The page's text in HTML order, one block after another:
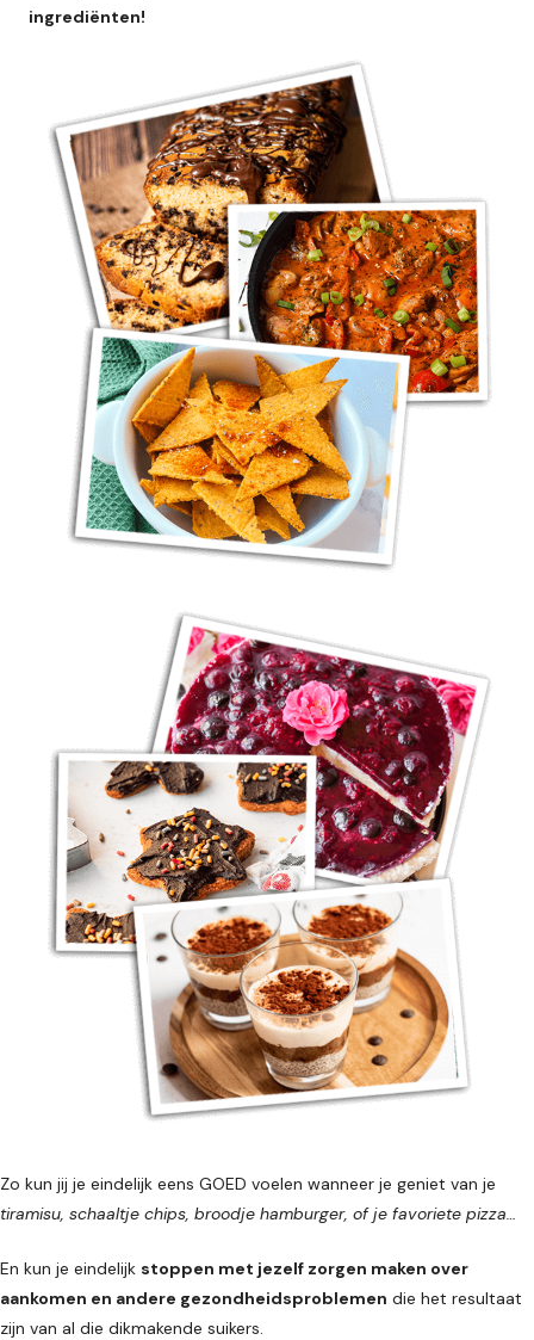
ingrediënten!
Zo kun jij je eindelijk eens GOED voelen wanneer je geniet van je
tiramisu, schaaltje chips, broodje hamburger, of je favoriete pizza…
En kun je eindelijk stoppen met jezelf zorgen maken over
aankomen en andere gezondheidsproblemen die het resultaat
zijn van al die dikmakende suikers.